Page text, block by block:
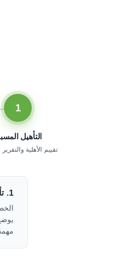
1
التأهيل
تقييم الأهلية
1. تأهيل مسبق لتأشيرة العمل